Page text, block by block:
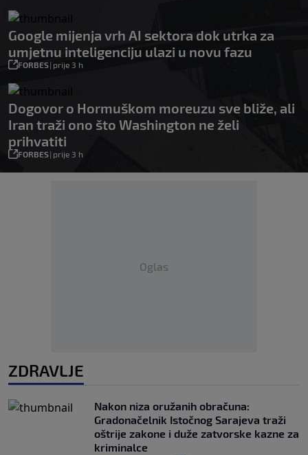
Google mijenja vrh AI sektora dok utrka za
umjetnu inteligenciju ulazi u novu fazu
FORBES| prije 3 h
Dogovor o Hormuškom moreuzu sve bliže, ali
Iran traži ono što Washington ne želi
prihvatiti
FORBES| prije 3 h
Oglas
ZDRAVLJE
Nakon niza oružanih obračuna:
Gradonačelnik Istočnog Sarajeva traži
oštrije zakone i duže zatvorske kazne za
kriminalce